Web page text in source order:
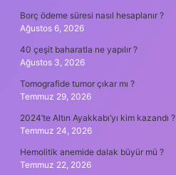
Borç ödeme süresi nasıl hesaplanır ?
Ağustos 6, 2026
40 çeşit baharatla ne yapılır ?
Ağustos 3, 2026
Tomografide tumor çıkar mı ?
Temmuz 29, 2026
2024’te Altın Ayakkabı’yı kim kazandı ?
Temmuz 24, 2026
Hemolitik anemide dalak büyür mü ?
Temmuz 22, 2026